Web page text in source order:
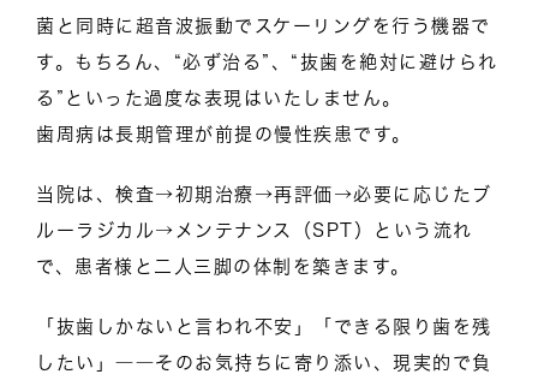
菌と同時に超音波振動でスケーリングを行う機器で
す。もちろん、“必ず治る”、“抜歯を絶対に避けられ
る”といった過度な表現はいたしません。
歯周病は長期管理が前提の慢性疾患です。
当院は、検査→初期治療→再評価→必要に応じたブ
ルーラジカル→メンテナンス（SPT）という流れ
で、患者様と二人三脚の体制を築きます。
「抜歯しかないと言われ不安」「できる限り歯を残
したい」――そのお気持ちに寄り添い、現実的で負